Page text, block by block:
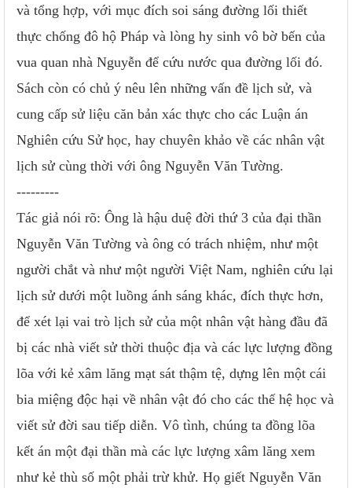
và tổng hợp, với mục đích soi sáng đường lối thiết
thực chống đô hộ Pháp và lòng hy sinh vô bờ bến của
vua quan nhà Nguyễn để cứu nước qua đường lối đó.
Sách còn có chủ ý nêu lên những vấn đề lịch sử, và
cung cấp sử liệu căn bản xác thực cho các Luận án
Nghiên cứu Sử học, hay chuyên khảo về các nhân vật
lịch sử cùng thời với ông Nguyễn Văn Tường.
---------
Tác giả nói rõ: Ông là hậu duệ đời thứ 3 của đại thần
Nguyễn Văn Tường và ông có trách nhiệm, như một
người chắt và như một người Việt Nam, nghiên cứu lại
lịch sử dưới một luồng ánh sáng khác, đích thực hơn,
để xét lại vai trò lịch sử của một nhân vật hàng đầu đã
bị các nhà viết sử thời thuộc địa và các lực lượng đồng
lõa với kẻ xâm lăng mạt sát thậm tệ, dựng lên một cái
bia miệng độc hại về nhân vật đó cho các thế hệ học và
viết sử đời sau tiếp diễn. Vô tình, chúng ta đồng lõa
kết án một đại thần mà các lực lượng xâm lăng xem
như kẻ thù số một phải trừ khử. Họ giết Nguyễn Văn